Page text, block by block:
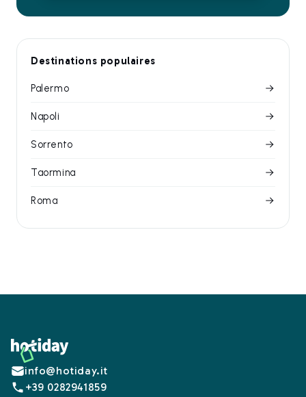
Destinations populaires
Palermo
Napoli
Sorrento
Taormina
Roma
Footer
info@hotiday.it
+39 0282941859